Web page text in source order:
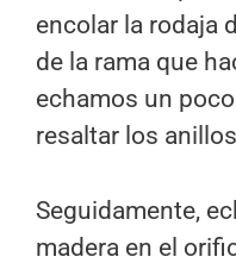
encolar la rodaja
de la rama que
echamos un
resaltar los
Seguidamente,
madera en el